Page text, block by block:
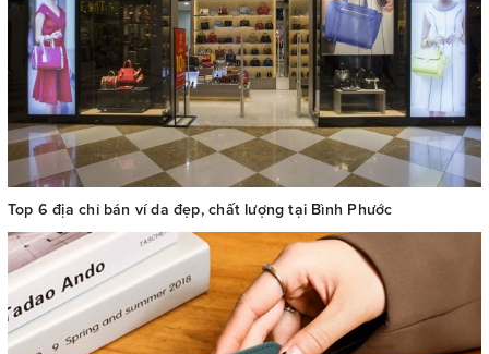
Top 6 địa chỉ bán ví da đẹp, chất lượng tại Bình Phước